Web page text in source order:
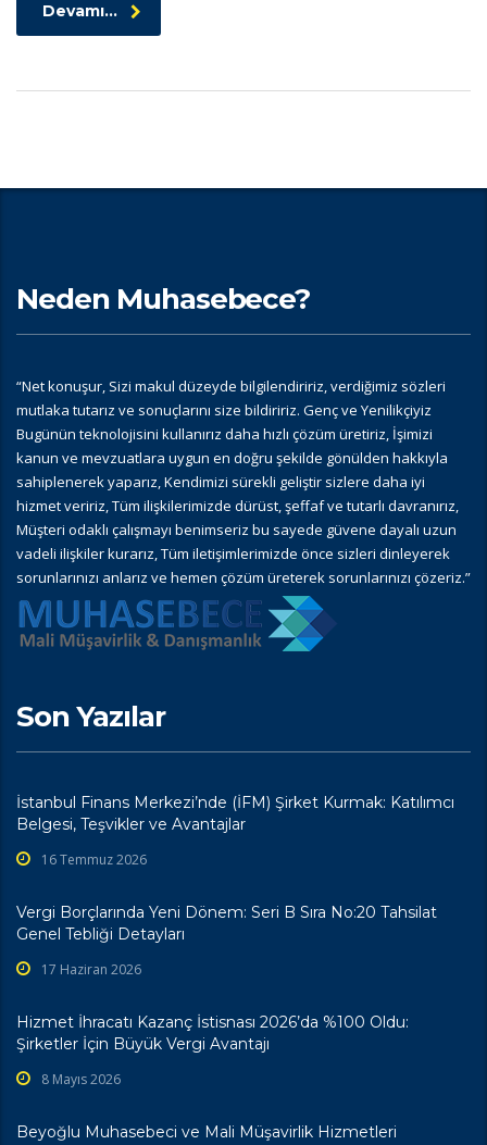
Devamı...
Neden Muhasebece?
“Net konuşur, Sizi makul düzeyde bilgilendiririz, verdiğimiz sözleri
mutlaka tutarız ve sonuçlarını size bildiririz. Genç ve Yenilikçiyiz
Bugünün teknolojisini kullanırız daha hızlı çözüm üretiriz, İşimizi
kanun ve mevzuatlara uygun en doğru şekilde gönülden hakkıyla
sahiplenerek yaparız, Kendimizi sürekli geliştir sizlere daha iyi
hizmet veririz, Tüm ilişkilerimizde dürüst, şeffaf ve tutarlı davranırız,
Müşteri odaklı çalışmayı benimseriz bu sayede güvene dayalı uzun
vadeli ilişkiler kurarız, Tüm iletişimlerimizde önce sizleri dinleyerek
sorunlarınızı anlarız ve hemen çözüm üreterek sorunlarınızı çözeriz.”
Son Yazılar
İstanbul Finans Merkezi’nde (İFM) Şirket Kurmak: Katılımcı
Belgesi, Teşvikler ve Avantajlar
16 Temmuz 2026
Vergi Borçlarında Yeni Dönem: Seri B Sıra No:20 Tahsilat
Genel Tebliği Detayları
17 Haziran 2026
Hizmet İhracatı Kazanç İstisnası 2026’da %100 Oldu:
Şirketler İçin Büyük Vergi Avantajı
8 Mayıs 2026
Beyoğlu Muhasebeci ve Mali Müşavirlik Hizmetleri